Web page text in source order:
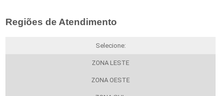
Regiões de Atendimento
Selecione:
ZONA LESTE
ZONA OESTE